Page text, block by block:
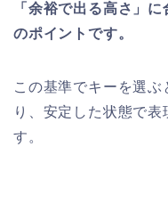
「余裕で出る高さ」
のポイントです。
この基準でキーを選
り、安定した状態で
す。